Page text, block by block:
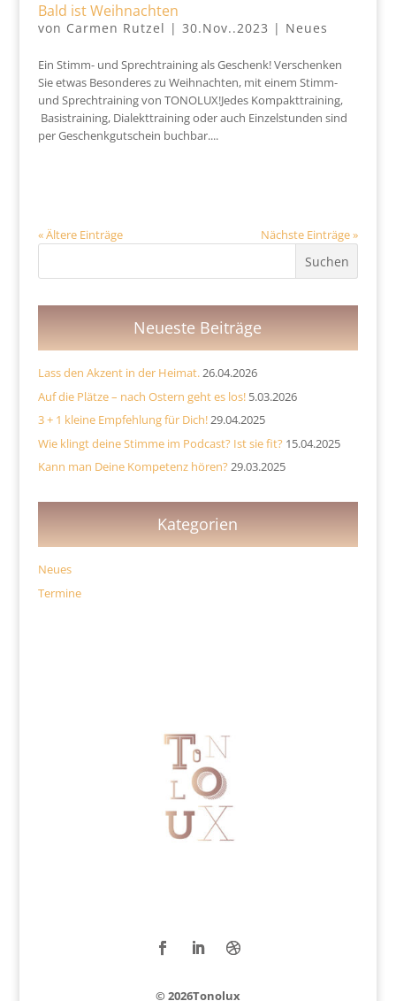
Bald ist Weihnachten
von Carmen Rutzel | 30.Nov..2023 | Neues
Ein Stimm- und Sprechtraining als Geschenk! Verschenken
Sie etwas Besonderes zu Weihnachten, mit einem Stimm-
und Sprechtraining von TONOLUX!Jedes Kompakttraining,
Basistraining, Dialekttraining oder auch Einzelstunden sind
per Geschenkgutschein buchbar....
« Ältere Einträge Nächste Einträge »
Neueste Beiträge
Lass den Akzent in der Heimat.26.04.2026
Auf die Plätze – nach Ostern geht es los! 5.03.2026
3 + 1 kleine Empfehlung für Dich!29.04.2025
Wie klingt deine Stimme im Podcast? Ist sie fit? 15.04.2025
Kann man Deine Kompetenz hören?29.03.2025
Kategorien
Neues
Termine
© 2026Tonolux